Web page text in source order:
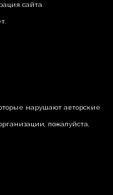
сайта
нарушают авторские
пожалуйста,